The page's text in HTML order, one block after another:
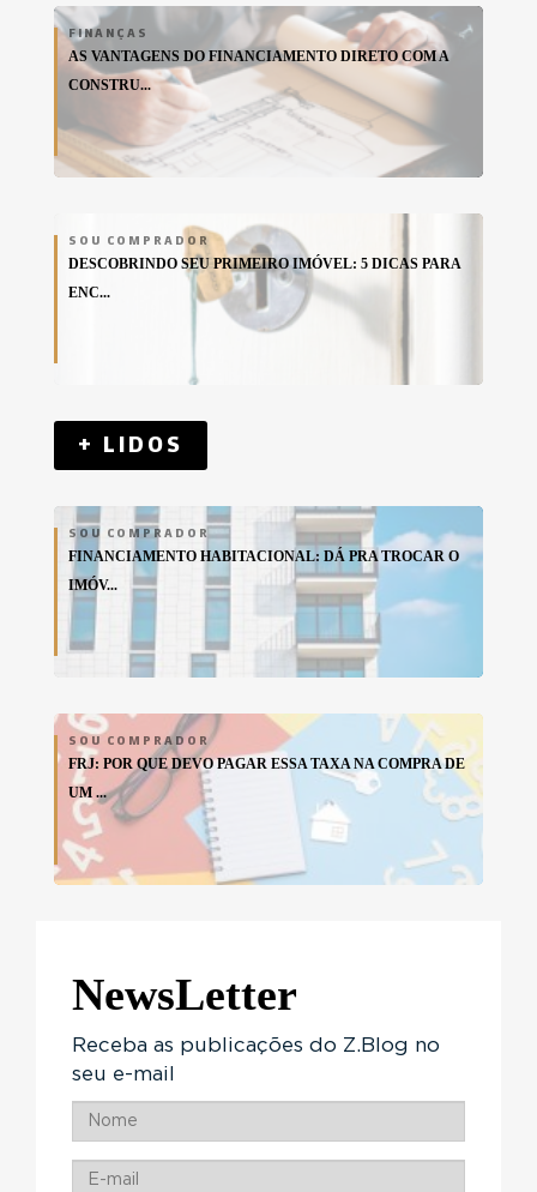
FINANÇAS
AS VANTAGENS DO FINANCIAMENTO DIRETO COM A
CONSTRU...
SOU COMPRADOR
DESCOBRINDO SEU PRIMEIRO IMÓVEL: 5 DICAS PARA
ENC...
+ LIDOS
SOU COMPRADOR
FINANCIAMENTO HABITACIONAL: DÁ PRA TROCAR O
IMÓV...
SOU COMPRADOR
FRJ: POR QUE DEVO PAGAR ESSA TAXA NA COMPRA DE
UM ...
NewsLetter
Receba as publicações do Z.Blog no
seu e-mail